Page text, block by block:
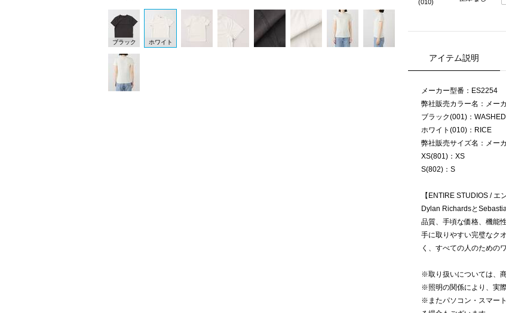
ブラック ホワイト
(010)
アイテム説明
メーカー型番：ES2254
弊社販売カラー名：メー
ブラック(001)：
ホワイト(010)：RICE
弊社販売サイズ名：メー
XS(801)：XS
S(802)：S
【ENTIRE STUDIOS / エ
Dylan Richardsと
品質、手頃な価格、機能
手に取りやすい完璧なク
く、すべての人のための
※取り扱いについては、
※照明の関係により、実
※またパソコン・スマー